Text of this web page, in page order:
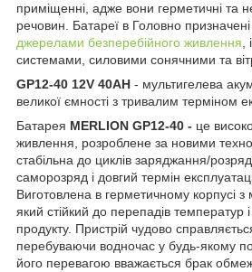
приміщенні, адже вони герметичні та
речовин. Батареї в Головно
джерелами безперебійного живлення,
системами, силовими сонячними та
GP12-40 12V 40AH - мультигелева
великої ємності з тривалим терміном
Батарея MERLION GP12-40 - це
живлення, розроблене за новими
стабільна до циклів заряджання/
саморозряд і довгий термін
Виготовлена в герметичному корпусі з
який стійкий до перепадів температур і
продукту. Пристрій чудово
перебуваючи водночас у будь-якому
його перевагою вважається брак